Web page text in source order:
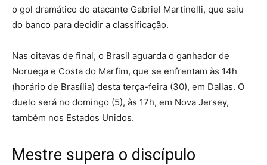
o gol dramático do atacante Gabriel Martinelli, que saiu
do banco para decidir a classificação.
Nas oitavas de final, o Brasil aguarda o ganhador de
Noruega e Costa do Marfim, que se enfrentam às 14h
(horário de Brasília) desta terça-feira (30), em Dallas. O
duelo será no domingo (5), às 17h, em Nova Jersey,
também nos Estados Unidos.
Mestre supera o discípulo